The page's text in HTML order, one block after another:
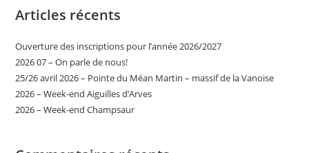
Articles récents
Ouverture des inscriptions pour l’année 2026/2027
2026 07 – On parle de nous!
25/26 avril 2026 – Pointe du Méan Martin – massif de la Vanoise
2026 – Week-end Aiguilles d’Arves
2026 – Week-end Champsaur